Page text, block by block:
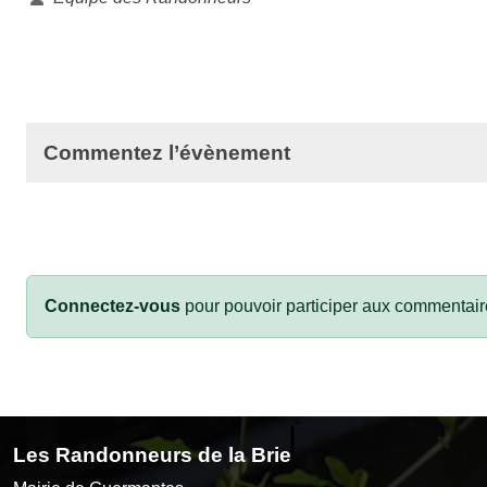
Commentez l’évènement
Connectez-vous pour pouvoir participer aux
Les Randonneurs de la Brie